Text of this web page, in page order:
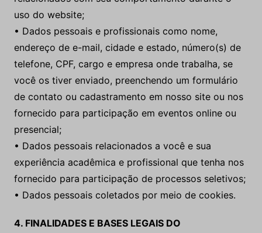
uso do website;
• Dados pessoais e profissionais como nome,
endereço de e-mail, cidade e estado, número(s) de
telefone, CPF, cargo e empresa onde trabalha, se
você os tiver enviado, preenchendo um formulário
de contato ou cadastramento em nosso site ou nos
fornecido para participação em eventos online ou
presencial;
• Dados pessoais relacionados a você e sua
experiência acadêmica e profissional que tenha nos
fornecido para participação de processos seletivos;
• Dados pessoais coletados por meio de cookies.
4. FINALIDADES E BASES LEGAIS DO